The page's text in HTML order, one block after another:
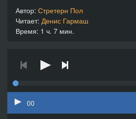
Автор: Стретерн Пол
Читает: Денис Гармаш
Время: 1 ч. 7 мин.
00